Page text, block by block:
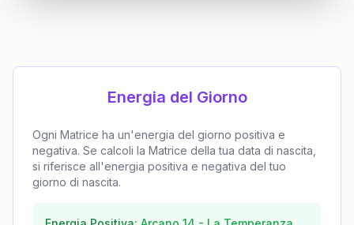
Energia del Giorno
Ogni Matrice ha un'energia del giorno positiva e
negativa. Se calcoli la Matrice della tua data di nascita,
si riferisce all'energia positiva e negativa del tuo
giorno di nascita.